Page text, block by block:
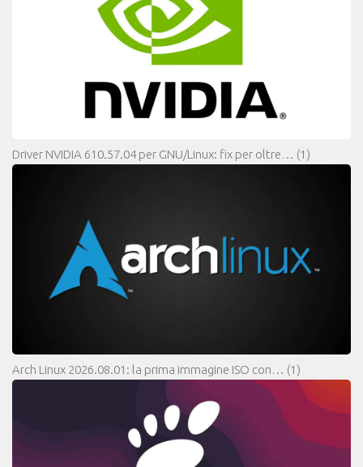
Driver NVIDIA 610.57.04 per GNU/Linux: fix per oltre… (1)
Arch Linux 2026.08.01: la prima immagine ISO con… (1)